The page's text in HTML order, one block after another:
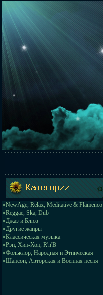
»NewAge, Relax, Meditative & Flamenco
»Reggae, Ska, Dub
»Джаз и Блюз
»Другие жанры
»Классическая музыка
»Рэп, Хип-Хоп, R'n'B
»Фольклор, Народная и Этническая
»Шансон, Авторская и Военная песня